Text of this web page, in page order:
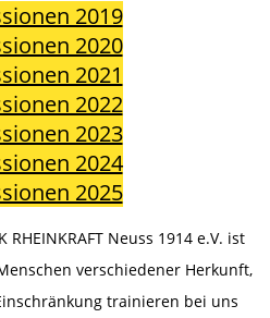
2019
2020
2021
2022
2023
2024
2025
Neuss 1914 e.V. ist
verschiedener Herkunft,
trainieren bei uns